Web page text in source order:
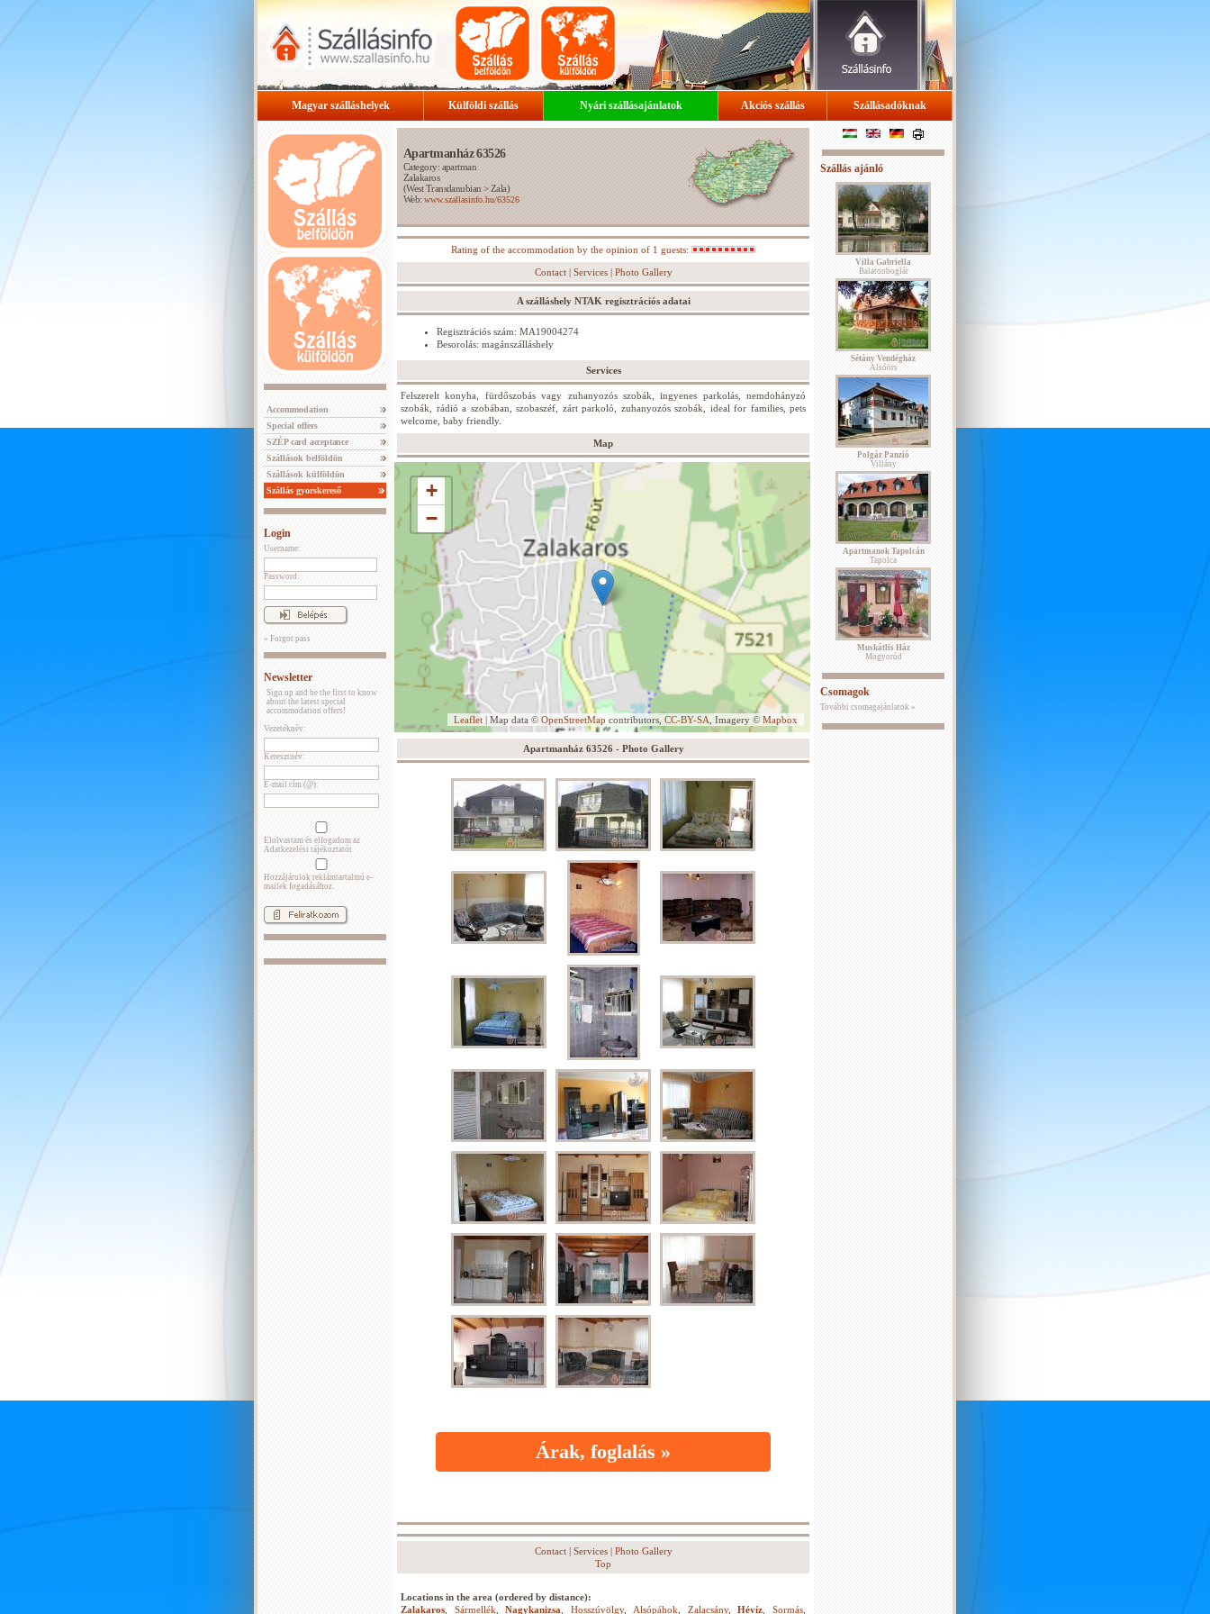
Magyar szálláshelyek Külföldi szállás Nyári szállásajánlatok Akciós szállás Szállásadóknak
Accommodation
Special offers
SZÉP card acceptance
Szállások belföldön
Szállások külföldön
Szállás gyorskereső
Login
Username:
Password:
» Forgot pass
Newsletter
Sign up and be the first to know
about the latest special
accommodation offers!
Vezetéknév:
Keresztnév:
E-mail cím (@):
Elolvastam és elfogadom az
Adatkezelési tájékoztatót
Hozzájárulok reklámtartalmú e-
mailek fogadásához.
Apartmanház 63526
Category: apartman
Zalakaros
(West Transdanubian > Zala)
Web:www.szallasinfo.hu/63526
Rating of the accommodation by the opinion of 1 guests:
Contact| Services| Photo Gallery
A szálláshely NTAK regisztrációs adatai
Regisztrációs szám: MA19004274
Besorolás: magánszálláshely
Services
Felszerelt konyha, fürdőszobás vagy zuhanyozós szobák, ingyenes parkolás, nemdohányzó
szobák, rádió a szobában, szobaszéf, zárt parkoló, zuhanyozós szobák, ideal for families, pets
welcome, baby friendly.
Map
+
−
Leaflet | Map data © OpenStreetMap contributors, CC-BY-SA , Imagery © Mapbox
Apartmanház 63526 - Photo Gallery
Árak, foglalás »
Contact| Services| Photo Gallery
Top
Locations in the area (ordered by distance):
Zalakaros
Sármellék ,Nagykanizsa ,Hosszúvölgy, Alsópáhok Zalacsány,Hévíz ,Sormás
Szállás ajánló
Villa Gabriella
Balatonboglár
Sétány Vendégház
Alsóörs
Polgár Panzió
Villány
Apartmanok Tapolcán
Tapolca
Muskátlis Ház
Mogyoród
Csomagok
További csomagajánlatok »